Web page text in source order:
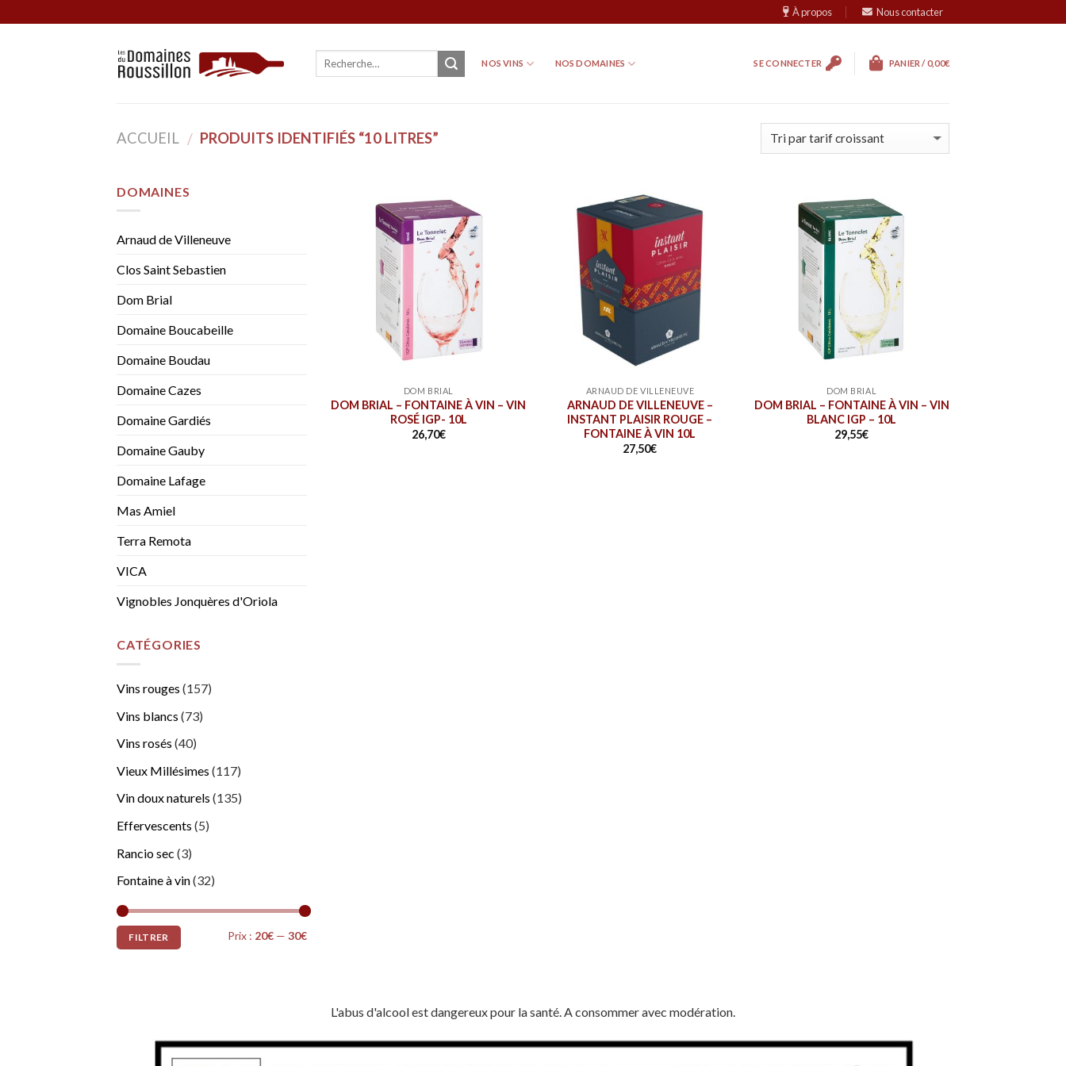
to
À propos Nous contacter
NOS VINS NOS DOMAINES SE CONNECTER PANIER /0,00€
ACCUEIL / PRODUITS IDENTIFIÉS “10 LITRES”
DOMAINES
Arnaud de Villeneuve
Clos Saint Sebastien
Dom Brial
Domaine Boucabeille
Domaine Boudau
Domaine Cazes
Domaine Gardiés
Domaine Gauby
Domaine Lafage
Mas Amiel
Terra Remota
VICA
Vignobles Jonquères d'Oriola
CATÉGORIES
Vins rouges (157)
Vins blancs (73)
Vins rosés (40)
Vieux Millésimes (117)
Vin doux naturels (135)
Effervescents (5)
Rancio sec (3)
Fontaine à vin(32)
Prix
min
Prix
maxFILTRER Prix : 20€ — 30€
DOM BRIAL
DOM BRIAL – FONTAINE À VIN – VIN
ROSÉ IGP- 10L
26,70€
ARNAUD DE VILLENEUVE
ARNAUD DE VILLENEUVE –
INSTANT PLAISIR ROUGE –
FONTAINE À VIN 10L
27,50€
DOM BRIAL
DOM BRIAL – FONTAINE À VIN – VIN
BLANC IGP – 10L
29,55€
L'abus d'alcool est dangereux pour la santé. A consommer avec modération.